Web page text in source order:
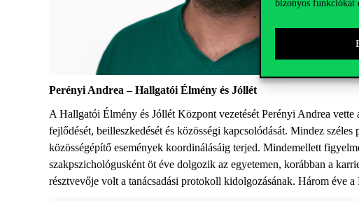
bizonyos funkciókat
Perényi Andrea – Hallgatói Élmény és Jóllét
A Hallgatói Élmény és Jóllét Központ vezetését Perényi Andrea vette
fejlődését, beilleszkedését és közösségi kapcsolódását. Mindez
közösségépítő események koordinálásáig terjed. Mindemellett
szakpszichológusként öt éve dolgozik az egyetemen, korábban a
résztvevője volt a tanácsadási protokoll kidolgozásának. Három éve a